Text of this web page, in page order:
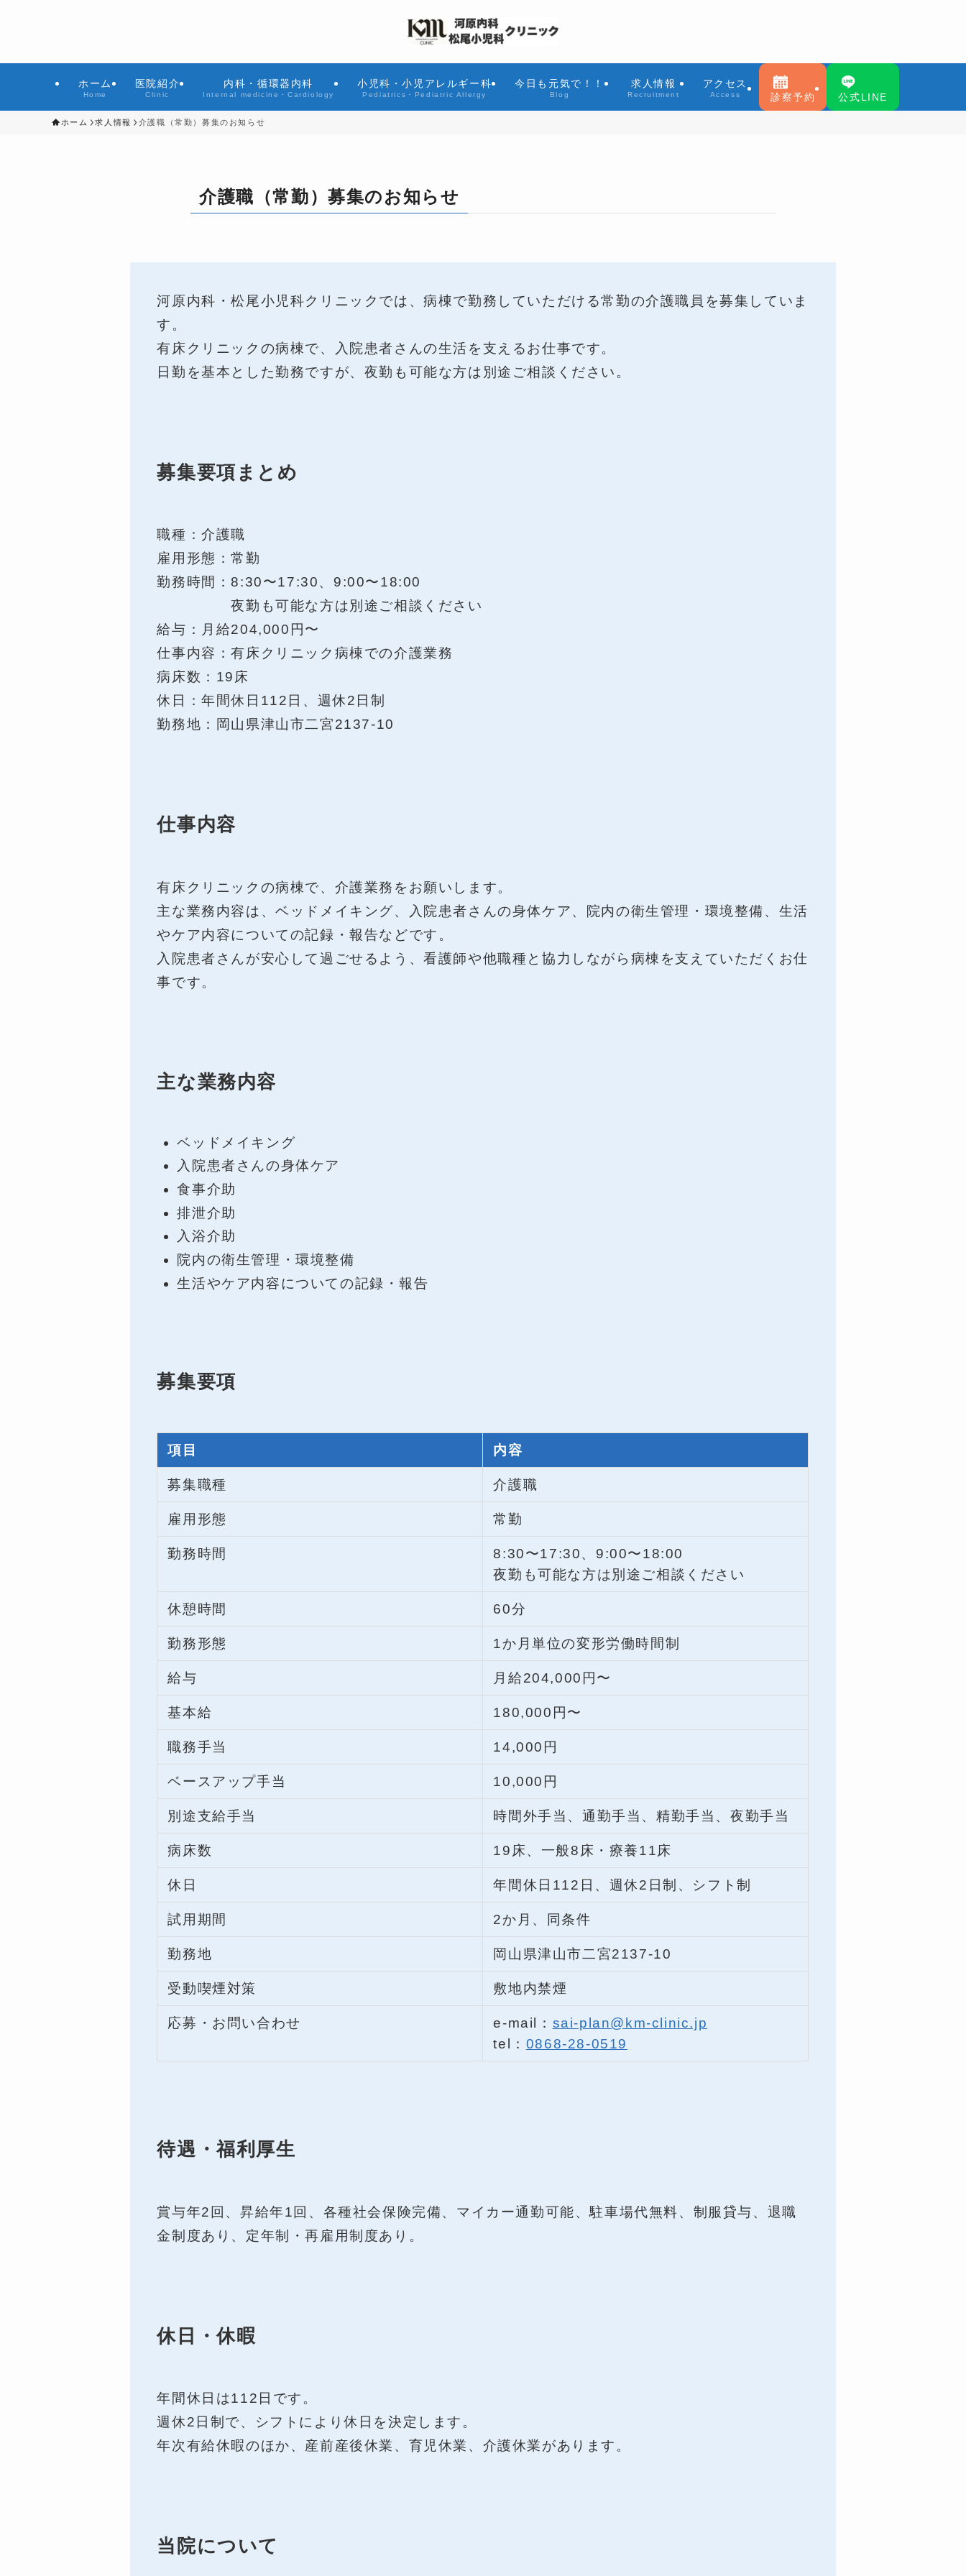
ホーム
Home
医院紹介
Clinic
内科・循環器内科
Internal medicine・Cardiology
小児科・小児アレルギー科
Pediatrics・Pediatric Allergy
今日も元気で！！
Blog
求人情報
Recruitment
アクセス
Access 診察予約 公式LINE
ホーム 求人情報 介護職（常勤）募集のお知らせ
介護職（常勤）募集のお知らせ
河原内科・松尾小児科クリニックでは、病棟で勤務していただける常勤の介護職員を募集していま
す。
有床クリニックの病棟で、入院患者さんの生活を支えるお仕事です。
日勤を基本とした勤務ですが、夜勤も可能な方は別途ご相談ください。
募集要項まとめ
職種：介護職
雇用形態：常勤
勤務時間：8:30〜17:30、9:00〜18:00
夜勤も可能な方は別途ご相談ください
給与：月給204,000円〜
仕事内容：有床クリニック病棟での介護業務
病床数：19床
休日：年間休日112日、週休2日制
勤務地：岡山県津山市二宮2137-10
仕事内容
有床クリニックの病棟で、介護業務をお願いします。
主な業務内容は、ベッドメイキング、入院患者さんの身体ケア、院内の衛生管理・環境整備、生活
やケア内容についての記録・報告などです。
入院患者さんが安心して過ごせるよう、看護師や他職種と協力しながら病棟を支えていただくお仕
事です。
主な業務内容
ベッドメイキング
入院患者さんの身体ケア
食事介助
排泄介助
入浴介助
院内の衛生管理・環境整備
生活やケア内容についての記録・報告
募集要項
項目 内容
募集職種 介護職
雇用形態 常勤
勤務時間
8:30〜17:30、9:00〜18:00
夜勤も可能な方は別途ご相談ください
休憩時間 60分
勤務形態 1か月単位の変形労働時間制
給与 月給204,000円〜
基本給 180,000円〜
職務手当 14,000円
ベースアップ手当 10,000円
別途支給手当 時間外手当、通勤手当、精勤手当、夜勤手当
病床数 19床、一般8床・療養11床
休日 年間休日112日、週休2日制、シフト制
試用期間 2か月、同条件
勤務地 岡山県津山市二宮2137-10
受動喫煙対策 敷地内禁煙
応募・お問い合わせ e-mail： sai-plan@km-clinic.jp
tel： 0868-28-0519
待遇・福利厚生
賞与年2回、昇給年1回、各種社会保険完備、マイカー通勤可能、駐車場代無料、制服貸与、退職
金制度あり、定年制・再雇用制度あり。
休日・休暇
年間休日は112日です。
週休2日制で、シフトにより休日を決定します。
年次有給休暇のほか、産前産後休業、育児休業、介護休業があります。
当院について